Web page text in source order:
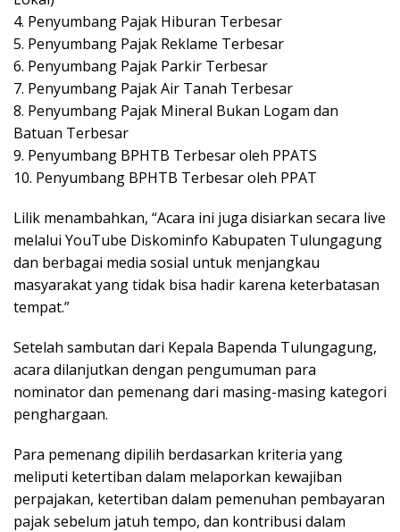
4. Penyumbang Pajak Hiburan Terbesar
5. Penyumbang Pajak Reklame Terbesar
6. Penyumbang Pajak Parkir Terbesar
7. Penyumbang Pajak Air Tanah Terbesar
8. Penyumbang Pajak Mineral Bukan Logam dan
Batuan Terbesar
9. Penyumbang BPHTB Terbesar oleh PPATS
10. Penyumbang BPHTB Terbesar oleh PPAT
Lilik menambahkan, “Acara ini juga disiarkan secara live
melalui YouTube Diskominfo Kabupaten Tulungagung
dan berbagai media sosial untuk menjangkau
masyarakat yang tidak bisa hadir karena keterbatasan
tempat.”
Setelah sambutan dari Kepala Bapenda Tulungagung,
acara dilanjutkan dengan pengumuman para
nominator dan pemenang dari masing-masing kategori
penghargaan.
Para pemenang dipilih berdasarkan kriteria yang
meliputi ketertiban dalam melaporkan kewajiban
perpajakan, ketertiban dalam pemenuhan pembayaran
pajak sebelum jatuh tempo, dan kontribusi dalam